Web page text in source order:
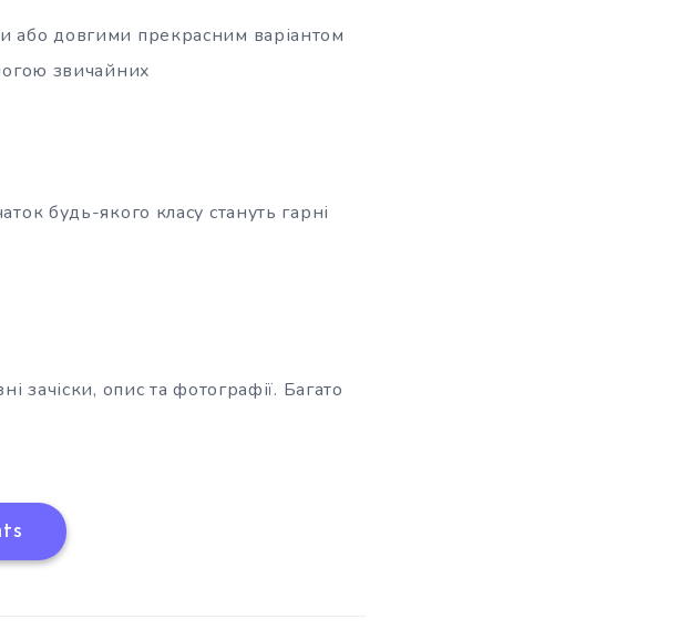
або довгими прекрасним варіантом
звичайних
будь-якого класу стануть гарні
зачіски, опис та фотографії. Багато